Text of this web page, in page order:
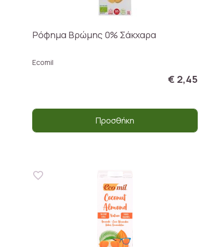
Ρόφημα Βρώμης 0% Σάκχαρα
Ecomil
€ 2,45
Προσθήκη